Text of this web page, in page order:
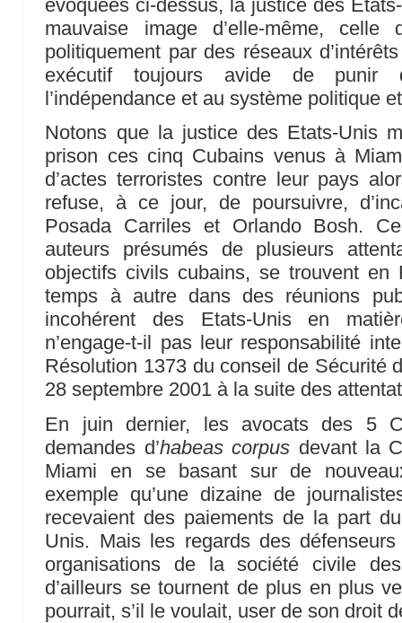
évoquées ci-dessus, la justice des
mauvaise image d’elle-même, celle
politiquement par des réseaux
exécutif toujours avide de punir
l’indépendance et au système politique
Notons que la justice des Etats-Unis
prison ces cinq Cubains venus à
d’actes terroristes contre leur pays
refuse, à ce jour, de poursuivre,
Posada Carriles et Orlando Bosh.
auteurs présumés de plusieurs
objectifs civils cubains, se trouvent en
temps à autre dans des réunions
incohérent des Etats-Unis en
n’engage-t-il pas leur responsabilité
Résolution 1373 du conseil de Sécurité
28 septembre 2001 à la suite des
En juin dernier, les avocats des 5
demandes d’habeas corpus devant la
Miami en se basant sur de
exemple qu’une dizaine de
recevaient des paiements de la part
Unis. Mais les regards des
organisations de la société civile
d’ailleurs se tournent de plus en plus
pourrait, s’il le voulait, user de son droit